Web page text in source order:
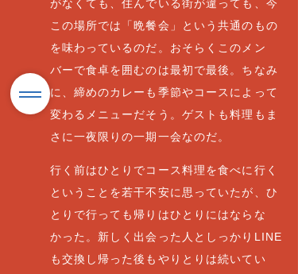
がなくても、住んでいる街が違っても、今
この場所では「晩餐会」という共通のもの
を味わっているのだ。おそらくこのメン
バーで食卓を囲むのは最初で最後。ちなみ
に、締めのカレーも季節やコースによって
変わるメニューだそう。ゲストも料理もま
さに一夜限りの一期一会なのだ。
行く前はひとりでコース料理を食べに行く
ということを若干不安に思っていたが、ひ
とりで行っても帰りはひとりにはならな
かった。新しく出会った人としっかりLINE
も交換し帰った後もやりとりは続いてい